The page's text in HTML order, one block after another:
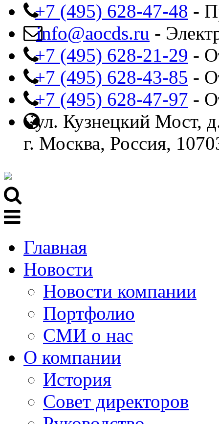
+7 (495) 628-47-48 -
info@aocds.ru -
+7 (495) 628-21-29 -
+7 (495) 628-43-85 -
+7 (495) 628-47-97 -
ул. Кузнецкий Мост,
г. Москва, Россия,
Главная
Новости
Новости компании
Портфолио
СМИ о нас
О компании
История
Совет директоров